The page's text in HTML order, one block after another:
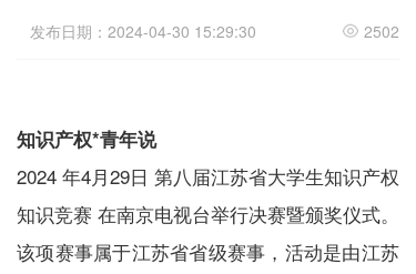
发布日期：2024-04-30 15:29:30 2502
知识产权*青年说
2024 年4月29日 第八届江苏省大学生知识产权
知识竞赛 在南京电视台举行决赛暨颁奖仪式。
该项赛事属于江苏省省级赛事，活动是由江苏